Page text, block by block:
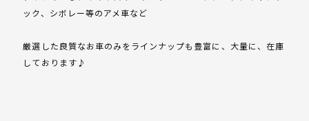
ック、シボレー等のアメ車など
厳選した良質なお車のみをラインナップも豊富に、大量に、在庫
しております♪